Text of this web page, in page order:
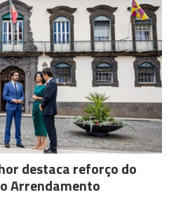
destaca reforço do
Arrendamento